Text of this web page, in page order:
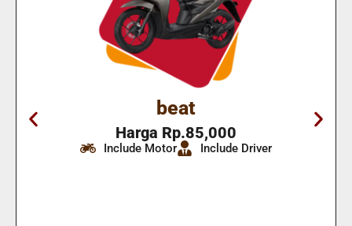
beat
Harga Rp.85,000
Include Motor Include Driver